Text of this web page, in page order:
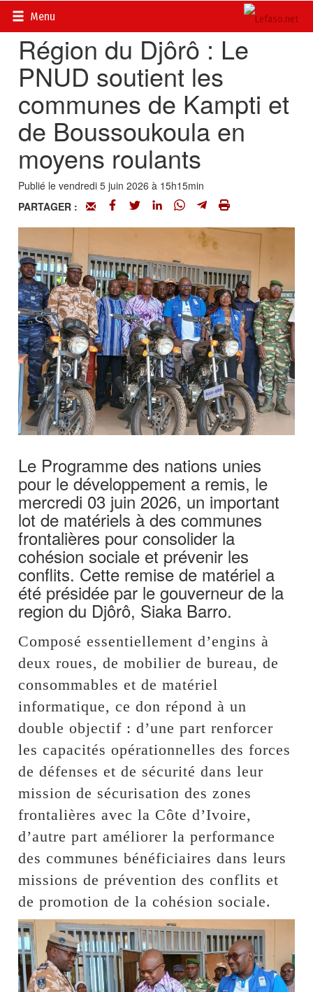
Menu
Accueil>
Région du Djôrô : Le
PNUD soutient les
communes de Kampti et
de Boussoukoula en
moyens roulants
Publié le vendredi 5 juin 2026 à 15h15min
PARTAGER :
Le Programme des nations unies
pour le développement a remis, le
mercredi 03 juin 2026, un important
lot de matériels à des communes
frontalières pour consolider la
cohésion sociale et prévenir les
conflits. Cette remise de matériel a
été présidée par le gouverneur de la
region du Djôrô, Siaka Barro.
Composé essentiellement d’engins à
deux roues, de mobilier de bureau, de
consommables et de matériel
informatique, ce don répond à un
double objectif : d’une part renforcer
les capacités opérationnelles des forces
de défenses et de sécurité dans leur
mission de sécurisation des zones
frontalières avec la Côte d’Ivoire,
d’autre part améliorer la performance
des communes bénéficiaires dans leurs
missions de prévention des conflits et
de promotion de la cohésion sociale.